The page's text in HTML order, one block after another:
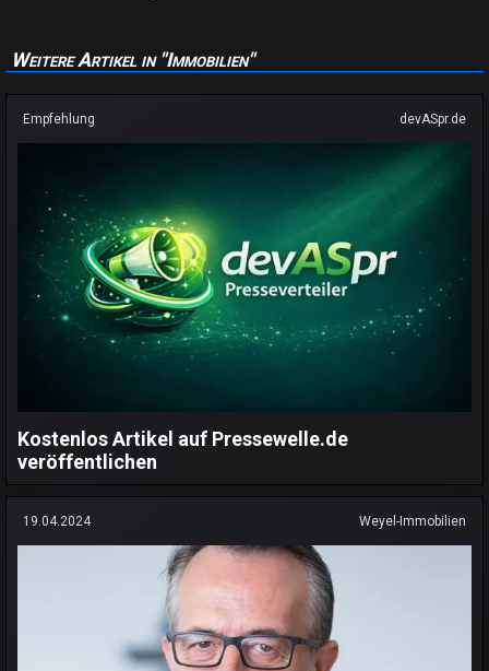
Weitere Artikel in "Immobilien"
Empfehlung devASpr.de
Kostenlos Artikel auf Pressewelle.de
veröffentlichen
19.04.2024 Weyel-Immobilien